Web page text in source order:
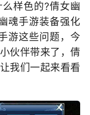
样色的?倩女幽
魂手游装备强化
游这些问题，今
伙伴带来了，倩
我们一起来看看